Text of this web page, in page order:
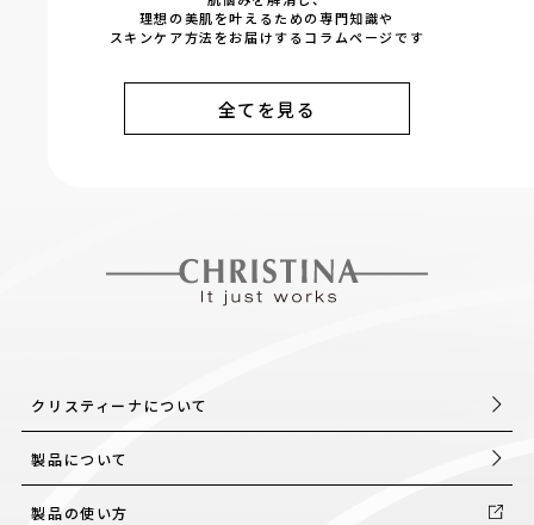
理想の美肌を叶えるための専門知識や
スキンケア方法をお届けするコラムページです
全てを見る
クリスティーナについて
製品について
製品の使い方